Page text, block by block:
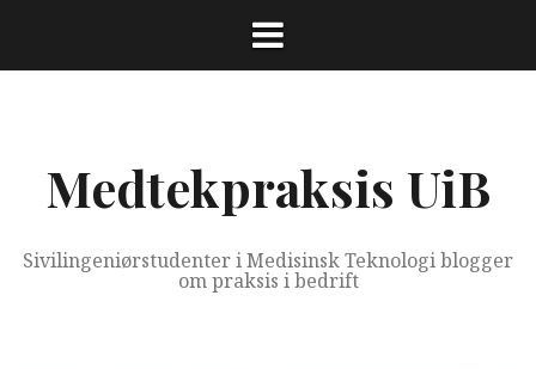
content
Medtekpraksis UiB
Sivilingeniørstudenter i Medisinsk Teknologi blogger
om praksis i bedrift